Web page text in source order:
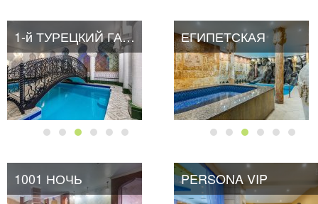
1-й ТУРЕЦКИЙ ГАМБИТ ЕГИПЕТСКАЯ
1001 НОЧЬ PERSONA VIP